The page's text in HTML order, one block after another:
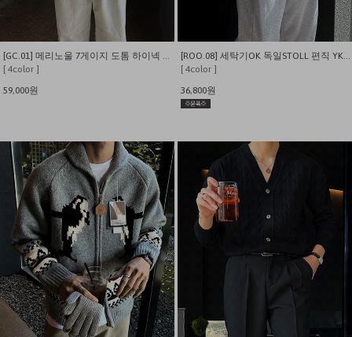
[GC.01] 메리노울 7게이지 도톰 하이넥 집업 니트
[ 4color ]
59,000원
[ROO.08] 세탁기OK 독일STOLL 편직 YKK지퍼 투웨이 케이블 니트집업
[ 4color ]
36,800원